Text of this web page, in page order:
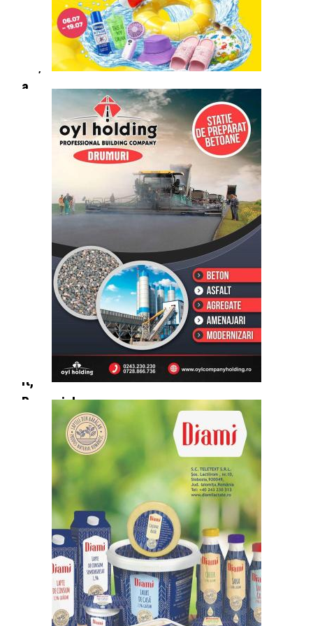
Curățenie
Națională
a
anulată
(Pesta
13/09/2018
Evenimente
septembrie,
It,
Romania!
IALOMIȚA:
Întreruperi
energie
electrică
10 - 14
august
2026